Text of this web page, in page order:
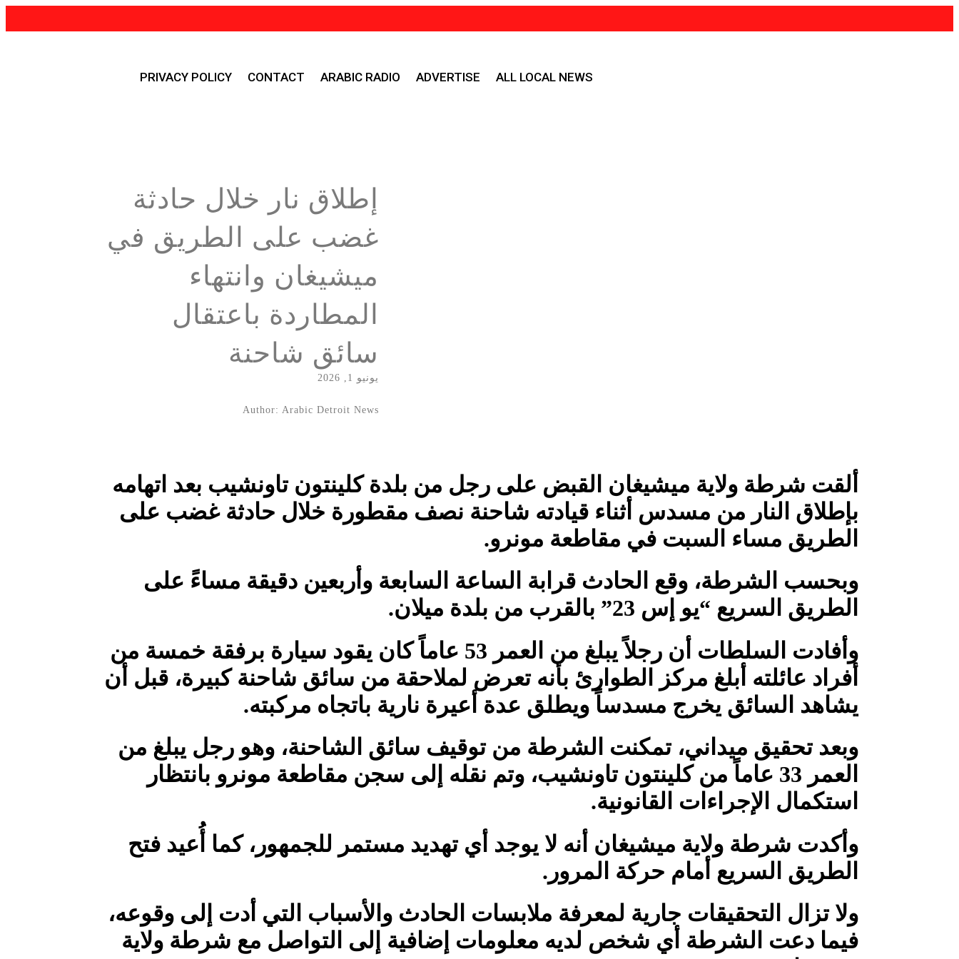
ALL LOCAL NEWS
ADVERTISE
ARABIC RADIO
CONTACT
PRIVACY POLICY
إطلاق نار خلال حادثة
غضب على الطريق في
ميشيغان وانتهاء
المطاردة باعتقال
سائق شاحنة
يونيو 1, 2026
Author: Arabic Detroit News
ألقت شرطة ولاية ميشيغان القبض على رجل من بلدة كلينتون تاونشيب بعد اتهامه
بإطلاق النار من مسدس أثناء قيادته شاحنة نصف مقطورة خلال حادثة غضب على
الطريق مساء السبت في مقاطعة مونرو.
وبحسب الشرطة، وقع الحادث قرابة الساعة السابعة وأربعين دقيقة مساءً على
الطريق السريع “يو إس 23” بالقرب من بلدة ميلان.
وأفادت السلطات أن رجلاً يبلغ من العمر 53 عاماً كان يقود سيارة برفقة خمسة من
أفراد عائلته أبلغ مركز الطوارئ بأنه تعرض لملاحقة من سائق شاحنة كبيرة، قبل أن
يشاهد السائق يخرج مسدساً ويطلق عدة أعيرة نارية باتجاه مركبته.
وبعد تحقيق ميداني، تمكنت الشرطة من توقيف سائق الشاحنة، وهو رجل يبلغ من
العمر 33 عاماً من كلينتون تاونشيب، وتم نقله إلى سجن مقاطعة مونرو بانتظار
استكمال الإجراءات القانونية.
وأكدت شرطة ولاية ميشيغان أنه لا يوجد أي تهديد مستمر للجمهور، كما أُعيد فتح
الطريق السريع أمام حركة المرور.
ولا تزال التحقيقات جارية لمعرفة ملابسات الحادث والأسباب التي أدت إلى وقوعه،
فيما دعت الشرطة أي شخص لديه معلومات إضافية إلى التواصل مع شرطة ولاية